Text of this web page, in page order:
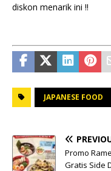
diskon menarik ini !!
JAPANESE FOOD
Promo
Gratis Side